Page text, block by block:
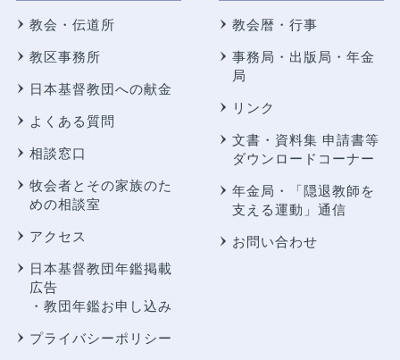
教会・伝道所
教区事務所
日本基督教団への献金
よくある質問
相談窓口
牧会者とその家族のた
めの相談室
アクセス
日本基督教団年鑑掲載
広告
・教団年鑑お申し込み
プライバシーポリシー
教会暦・行事
事務局・出版局・年金
局
リンク
文書・資料集 申請書等
ダウンロードコーナー
年金局・
「隠退教師を
支える運動」通信
お問い合わせ